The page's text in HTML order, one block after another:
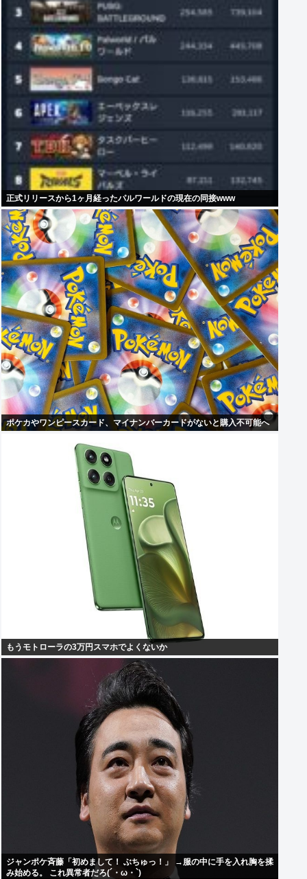
正式リリースから1ヶ月経ったパルワールドの現在の同接www
ポケカやワンピースカード、マイナンバーカードがないと購入不可能へ
もうモトローラの3万円スマホでよくないか
ジャンポケ斉藤「初めまして！ ぶちゅっ！」 →服の中に手を入れ胸を揉
み始める。 これ異常者だろ(´・ω・`)